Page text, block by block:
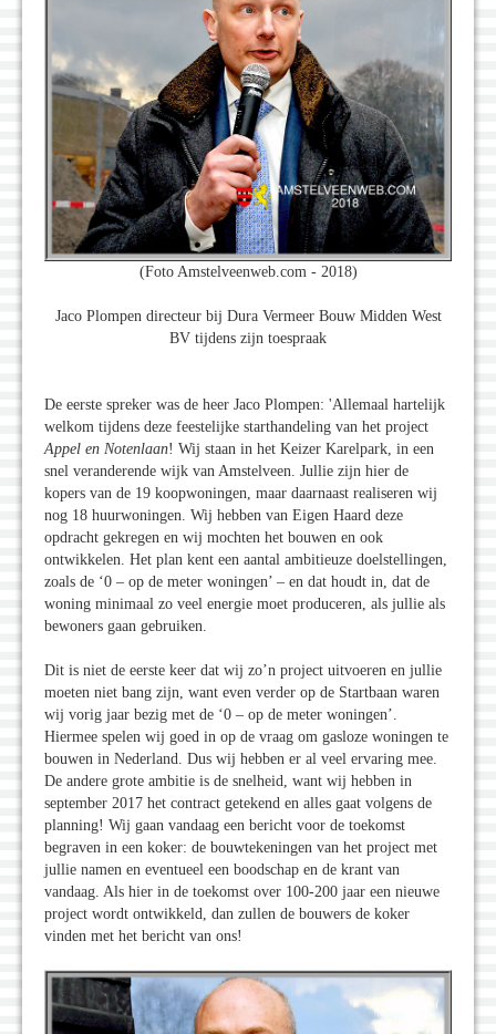
(Foto Amstelveenweb.com - 2018)
Jaco Plompen directeur bij Dura Vermeer Bouw Midden West
BV tijdens zijn toespraak
De eerste spreker was de heer Jaco Plompen: 'Allemaal hartelijk
welkom tijdens deze feestelijke starthandeling van het project
Appel en Notenlaan! Wij staan in het Keizer Karelpark, in een
snel veranderende wijk van Amstelveen. Jullie zijn hier de
kopers van de 19 koopwoningen, maar daarnaast realiseren wij
nog 18 huurwoningen. Wij hebben van Eigen Haard deze
opdracht gekregen en wij mochten het bouwen en ook
ontwikkelen. Het plan kent een aantal ambitieuze doelstellingen,
zoals de ‘0 – op de meter woningen’ – en dat houdt in, dat de
woning minimaal zo veel energie moet produceren, als jullie als
bewoners gaan gebruiken.
Dit is niet de eerste keer dat wij zo’n project uitvoeren en jullie
moeten niet bang zijn, want even verder op de Startbaan waren
wij vorig jaar bezig met de ‘0 – op de meter woningen’.
Hiermee spelen wij goed in op de vraag om gasloze woningen te
bouwen in Nederland. Dus wij hebben er al veel ervaring mee.
De andere grote ambitie is de snelheid, want wij hebben in
september 2017 het contract getekend en alles gaat volgens de
planning! Wij gaan vandaag een bericht voor de toekomst
begraven in een koker: de bouwtekeningen van het project met
jullie namen en eventueel een boodschap en de krant van
vandaag. Als hier in de toekomst over 100-200 jaar een nieuwe
project wordt ontwikkeld, dan zullen de bouwers de koker
vinden met het bericht van ons!